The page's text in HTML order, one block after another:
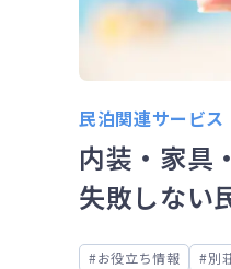
民泊関連サービス
内装・家具
失敗しない
マップ
お役立ち情報 別